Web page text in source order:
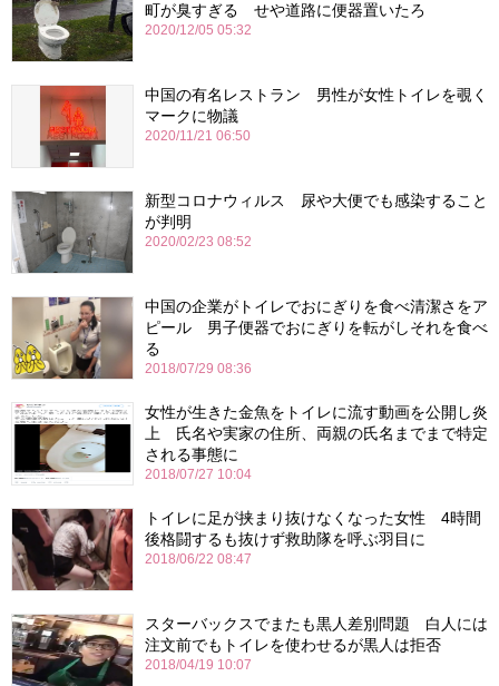
町が臭すぎる せや道路に便器置いたろ
2020/12/05 05:32
中国の有名レストラン 男性が女性トイレを覗く
マークに物議
2020/11/21 06:50
新型コロナウィルス 尿や大便でも感染すること
が判明
2020/02/23 08:52
中国の企業がトイレでおにぎりを食べ清潔さをア
ピール 男子便器でおにぎりを転がしそれを食べ
る
2018/07/29 08:36
女性が生きた金魚をトイレに流す動画を公開し炎
上 氏名や実家の住所、両親の氏名までまで特定
される事態に
2018/07/27 10:04
トイレに足が挟まり抜けなくなった女性 4時間
後格闘するも抜けず救助隊を呼ぶ羽目に
2018/06/22 08:47
スターバックスでまたも黒人差別問題 白人には
注文前でもトイレを使わせるが黒人は拒否
2018/04/19 10:07